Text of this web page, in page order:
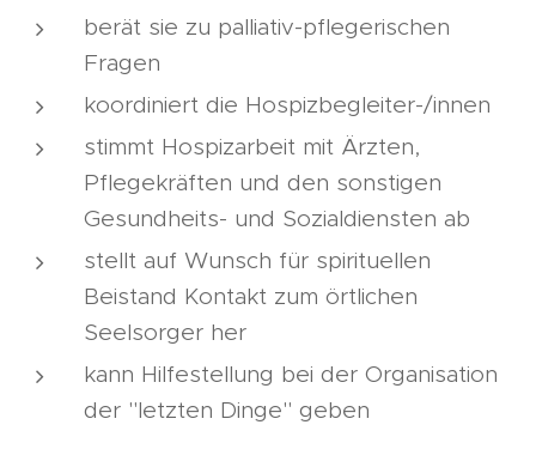
berät sie zu palliativ-pflegerischen
Fragen
koordiniert die Hospizbegleiter-/innen
stimmt Hospizarbeit mit Ärzten,
Pflegekräften und den sonstigen
Gesundheits- und Sozialdiensten ab
stellt auf Wunsch für spirituellen
Beistand Kontakt zum örtlichen
Seelsorger her
kann Hilfestellung bei der Organisation
der "letzten Dinge" geben